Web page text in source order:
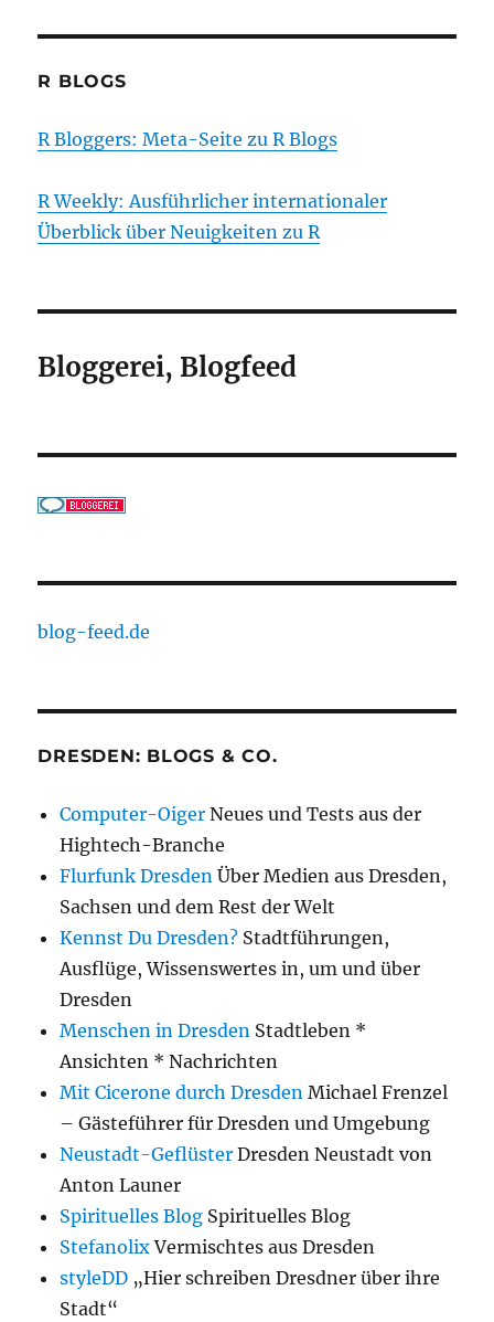
R BLOGS
R Bloggers: Meta-Seite zu R Blogs
R Weekly: Ausführlicher internationaler
Überblick über Neuigkeiten zu R
Bloggerei, Blogfeed
blog-feed.de
DRESDEN: BLOGS & CO.
Computer-Oiger Neues und Tests aus der
Hightech-Branche
Flurfunk Dresden Über Medien aus Dresden,
Sachsen und dem Rest der Welt
Kennst Du Dresden? Stadtführungen,
Ausflüge, Wissenswertes in, um und über
Dresden
Menschen in Dresden Stadtleben *
Ansichten * Nachrichten
Mit Cicerone durch Dresden Michael Frenzel
– Gästeführer für Dresden und Umgebung
Neustadt-Geflüster Dresden Neustadt von
Anton Launer
Spirituelles Blog Spirituelles Blog
StefanolixVermischtes aus Dresden
styleDD „Hier schreiben Dresdner über ihre
Stadt“